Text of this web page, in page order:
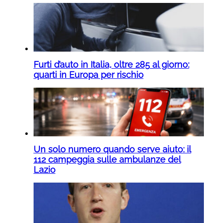
Furti d’auto in Italia, oltre 285 al giorno:
quarti in Europa per rischio
Un solo numero quando serve aiuto: il
112 campeggia sulle ambulanze del
Lazio